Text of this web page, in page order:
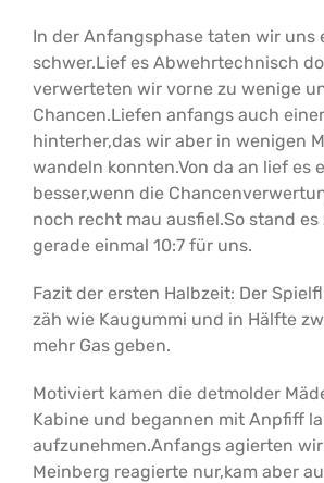
In der Anfangsphase taten wir uns
schwer.Lief es Abwehrtechnisch
verwerteten wir vorne zu wenige
Chancen.Liefen anfangs auch
hinterher,das wir aber in wenigen
wandeln konnten.Von da an lief es
besser,wenn die
noch recht mau ausfiel.So stand es
gerade einmal 10:7 für uns.
Fazit der ersten Halbzeit: Der
zäh wie Kaugummi und in Hälfte
mehr Gas geben.
Motiviert kamen die detmolder
Kabine und begannen mit Anpfiff
aufzunehmen.Anfangs agierten
Meinberg reagierte nur,kam aber